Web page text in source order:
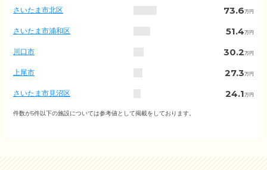
入
居
金
相
場
区
村
さいたま市北区 73.6万円
さいたま市浦和区 51.4万円
川口市 30.2万円
上尾市 27.3万円
さいたま市見沼区 24.1万円
さいたま市緑区
19.8
件数が5件以下の施設については参考値として掲載をしております。